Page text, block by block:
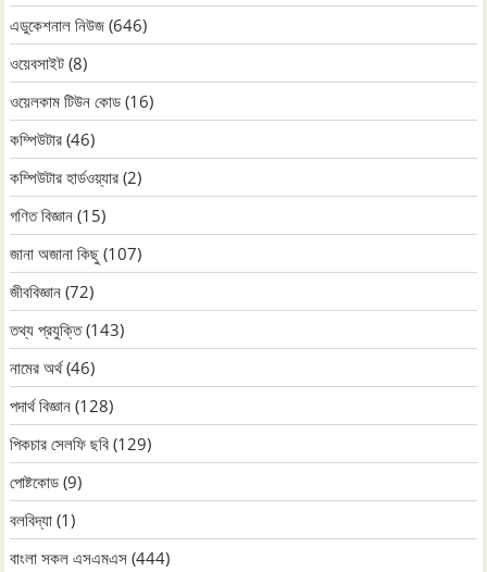
এডুকেশনাল নিউজ (646)
ওয়েবসাইট (8)
ওয়েলকাম টিউন কোড (16)
কম্পিউটার (46)
কম্পিউটার হার্ডওয়্যার (2)
গণিত বিজ্ঞান (15)
জানা অজানা কিছু (107)
জীববিজ্ঞান (72)
তথ্য প্রযুক্তি(143)
নামের অর্থ(46)
পদার্থ বিজ্ঞান (128)
পিকচার সেলফি ছবি (129)
পোষ্টকোড (9)
বলবিদ্যা (1)
বাংলা সকল এসএমএস (444)